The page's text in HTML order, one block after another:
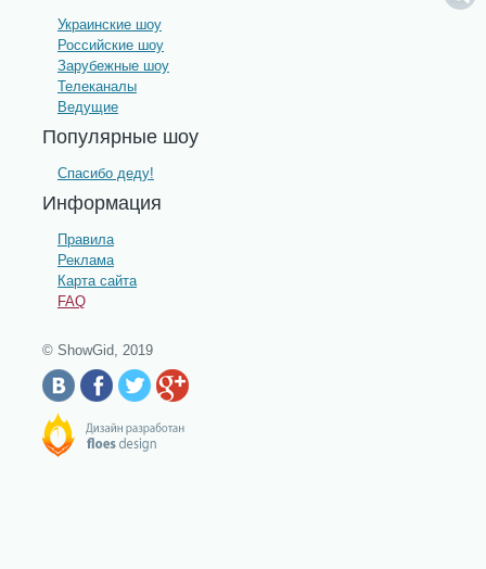
Украинские шоу
Российские шоу
Зарубежные шоу
Телеканалы
Ведущие
Популярные шоу
Спасибо деду!
Информация
Правила
Реклама
Карта сайта
FAQ
© ShowGid, 2019